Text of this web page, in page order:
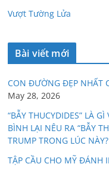
Vượt Tường Lửa
Bài viết mới
CON ĐƯỜNG ĐẸP NHẤT
May 28, 2026
“BẪY THUCYDIDES” LÀ
BÌNH LẠI NÊU RA “BẪY
TRUMP TRONG LÚC NÀY?
TẬP CẦU CHO MỸ ĐÁNH